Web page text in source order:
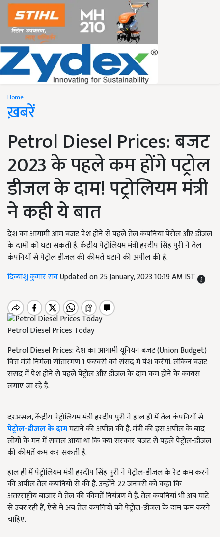
Home
ख़बरें
Petrol Diesel Prices: बजट
2023 के पहले कम होंगे पट्रोल
डीजल के दाम! पट्रोलियम मंत्री
ने कही ये बात
देश का आगामी आम बजट पेश होने से पहले तेल कंपनियां पेरोल और डीजल
के दामों को घटा सकती हैं. केंद्रीय पेट्रोलियम मंत्री हरदीप सिंह पुरी ने तेल
कंपनियों से पेट्रोल डीजल की कीमतें घटाने की अपील की है.
दिव्यांशु कुमार रावUpdated on 25 January, 2023 10:19 AM IST
Petrol Diesel Prices Today
Petrol Diesel Prices: देश का आगामी यूनियन बजट (Union Budget)
वित्त मंत्री निर्मला सीतारमण 1 फरवरी को संसद में पेश करेंगी. लेकिन बजट
संसद में पेश होने से पहले पेट्रोल और डीजल के दाम कम होने के कायस
लगाए जा रहे हैं.
दरअसल, केंद्रीय पेट्रोलियम मंत्री हरदीप पुरी ने हाल ही में तेल कंपनियों से
पेट्रोल-डीजल के दामघटाने की अपील की है. मंत्री की इस अपील के बाद
लोगों के मन में सवाल आया था कि क्या सरकार बजट से पहले पेट्रोल-डीजल
की कीमतें कम कर सकती है.
हाल ही में पेट्रोलियम मंत्री हरदीप सिंह पुरी ने पेट्रोल-डीजल के रेट कम करने
की अपील तेल कंपनियों से की है. उन्होंने 22 जनवरी को कहा कि
अंतरराष्ट्रीय बाजार में तेल की कीमतें नियंत्रण में हैं. तेल कंपनियां भी अब घाटे
से उबर रही हैं, ऐसे में अब तेल कंपनियों को पेट्रोल-डीजल के दाम कम करने
चाहिए.